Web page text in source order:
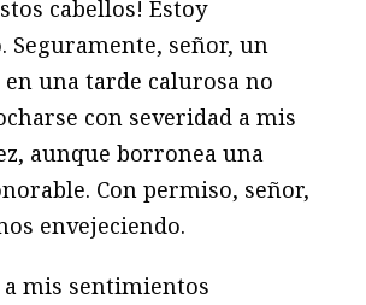
cabellos! Estoy
Seguramente, señor, un
una tarde calurosa no
con severidad a mis
aunque borronea una
Con permiso, señor,
envejeciendo.
mis sentimientos